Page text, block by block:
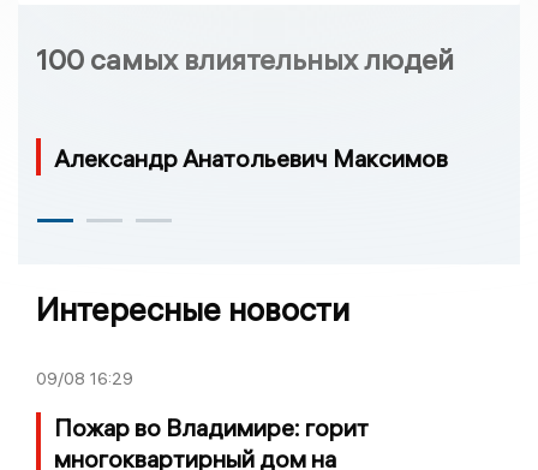
100 самых влиятельных людей
Александр Анатольевич Максимов
Интересные новости
09/08 16:29
Пожар во Владимире: горит
многоквартирный дом на